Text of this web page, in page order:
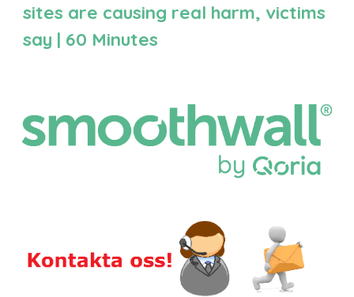
sites are causing real harm, victims
say | 60 Minutes